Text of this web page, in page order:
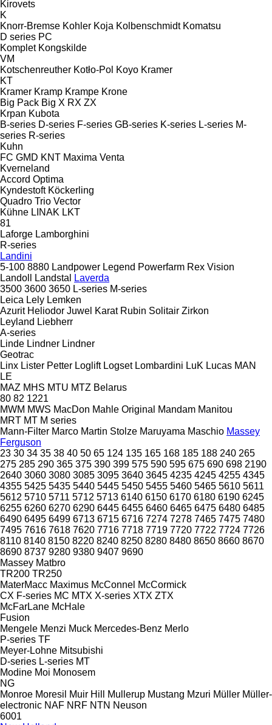
Kirovets
K
Knorr-Bremse Kohler Koja Kolbenschmidt Komatsu
D series PC
Komplet Kongskilde
VM
Kotschenreuther Kotło-Pol Koyo Kramer
KT
Kramer Kramp Krampe Krone
Big Pack Big X RX ZX
Krpan Kubota
B-series D-series F-series GB-series K-series L-series M-
series R-series
Kuhn
FC GMD KNT Maxima Venta
Kverneland
Accord Optima
Kyndestoft Köckerling
Quadro Trio Vector
Kühne LINAK LKT
81
Laforge Lamborghini
R-series
Landini
5-100 8880 Landpower Legend Powerfarm Rex Vision
Landoll
Landstal
Laverda
3500 3600 3650 L-series M-series
Leica Lely Lemken
Azurit Heliodor Juwel Karat Rubin Solitair Zirkon
Leyland Liebherr
A-series
Linde Lindner Lindner
Geotrac
Linx Lister Petter Loglift Logset Lombardini LuK Lucas MAN
LE
MAZ MHS MTU MTZ Belarus
80 82 1221
MWM MWS MacDon Mahle Original Mandam Manitou
MRT MT M series
Mann-Filter Marco Martin Stolze Maruyama Maschio Massey
Ferguson
23 30 34 35 38 40 50 65 124 135 165 168 185 188 240 265
275 285 290 365 375 390 399 575 590 595 675 690 698 2190
2640 3060 3080 3085 3095 3640 3645 4235 4245 4255 4345
4355 5425 5435 5440 5445 5450 5455 5460 5465 5610 5611
5612 5710 5711 5712 5713 6140 6150 6170 6180 6190 6245
6255 6260 6270 6290 6445 6455 6460 6465 6475 6480 6485
6490 6495 6499 6713 6715 6716 7274 7278 7465 7475 7480
7495 7616 7618 7620 7716 7718 7719 7720 7722 7724 7726
8110 8140 8150 8220 8240 8250 8280 8480 8650 8660 8670
8690 8737 9280 9380 9407 9690
Massey Matbro
TR200 TR250
MaterMacc Maximus McConnel McCormick
CX F-series MC MTX X-series XTX ZTX
McFarLane McHale
Fusion
Mengele Menzi Muck Mercedes-Benz Merlo
P-series TF
Meyer-Lohne Mitsubishi
D-series L-series MT
Modine Moi Monosem
NG
Monroe Moresil Muir Hill Mullerup Mustang Mzuri Müller Müller-
electronic NAF NRF NTN Neuson
6001